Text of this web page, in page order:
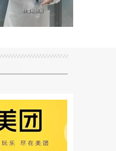
她称呼患者“宝
缓解患者病痛